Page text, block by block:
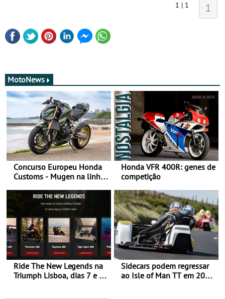
1 | 1 1
MotoNews
Concurso Europeu Honda
Customs - Mugen na linha
ganhar
Honda VFR 400R: genes de
competição
Ride The New Legends na
Triumph Lisboa, dias 7 e 8
Sidecars podem regressar
ao Isle of Man TT em 2027